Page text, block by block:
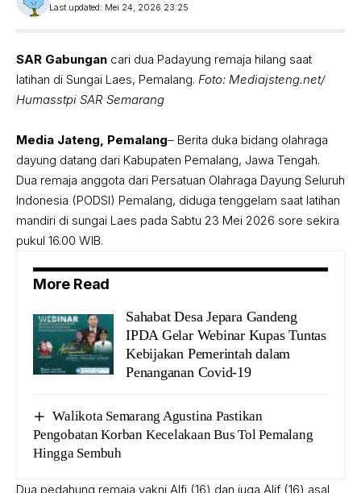
Last updated: Mei 24, 2026 23:25
SAR Gabungan cari dua Padayung remaja hilang saat
latihan di Sungai Laes, Pemalang. Foto: Mediajsteng.net/
Humasstpi SAR Semarang
Media Jateng, Pemalang– Berita duka bidang olahraga
dayung datang dari Kabupaten Pemalang, Jawa Tengah.
Dua remaja anggota dari Persatuan Olahraga Dayung Seluruh
Indonesia (PODSI) Pemalang, diduga tenggelam saat latihan
mandiri di sungai Laes pada Sabtu 23 Mei 2026 sore sekira
pukul 16.00 WIB.
More Read
Sahabat Desa Jepara Gandeng
IPDA Gelar Webinar Kupas Tuntas
Kebijakan Pemerintah dalam
Penanganan Covid-19
Walikota Semarang Agustina Pastikan
Pengobatan Korban Kecelakaan Bus Tol Pemalang
Hingga Sembuh
Dua pedahung remaja yakni Alfi (16) dan juga Alif (16) asal